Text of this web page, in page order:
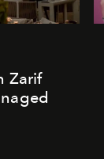
Zarif